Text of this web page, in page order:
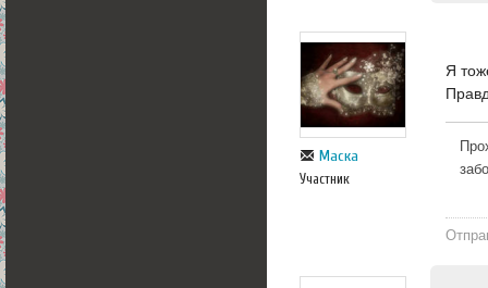
Маска
Участник
Я